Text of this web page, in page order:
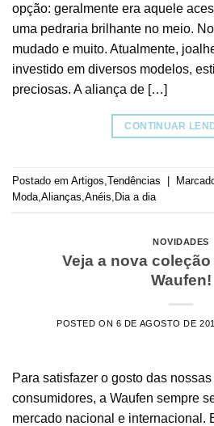
opção: geralmente era aquele
uma pedraria brilhante no meio.
mudado e muito. Atualmente,
investido em diversos modelos,
preciosas. A aliança de […]
CONTINUAR
Postado em Artigos,Tendências
Moda,Alianças,Anéis, Dia a dia
NOVIDADES
Veja a nova
Waufen!
POSTED ON 6 DE AGOSTO DE
Para satisfazer o gosto das
consumidores, a Waufen sempre
mercado nacional e internacional.